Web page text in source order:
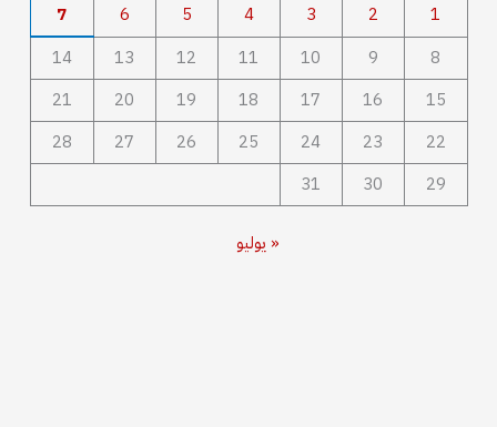
1
2
3
4
5
6
7
8
9
10
11
12
13
14
15
16
17
18
19
20
21
22
23
24
25
26
27
28
29
30
31
« يوليو